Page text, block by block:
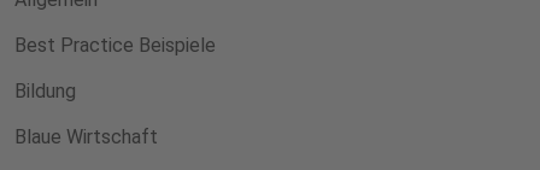
Best Practice Beispiele
Bildung
Blaue Wirtschaft